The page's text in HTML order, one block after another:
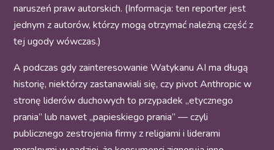
naruszeń praw autorskich. (Informacja: ten reporter jest
jednym z autorów, którzy mogą otrzymać należną część z
tej ugody wówczas.)
A podczas gdy zainteresowanie Watykanu AI ma długą
historię, niektórzy zastanawiali się, czy pivot Anthropic w
stronę liderów duchowych to przypadek „etycznego
prania” lub nawet „papieskiego prania” — czyli
publicznego zestrojenia firmy z religiami i liderami